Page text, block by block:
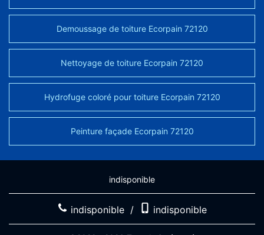
Demoussage de toiture Ecorpain 72120
Nettoyage de toiture Ecorpain 72120
Hydrofuge coloré pour toiture Ecorpain 72120
Peinture façade Ecorpain 72120
indisponible
indisponible / indisponible